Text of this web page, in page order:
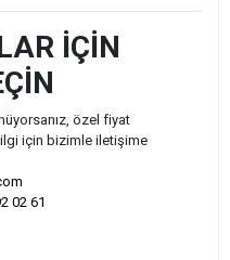
İÇİN
özel fiyat
için bizimle iletişime
02 61